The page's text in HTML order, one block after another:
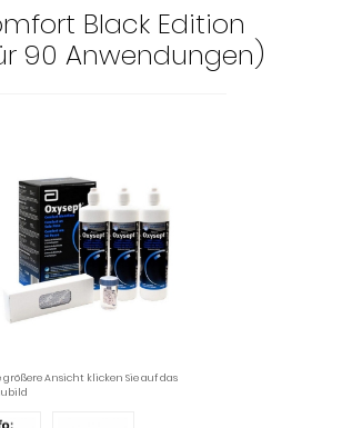
Black Edition
90 Anwendungen)
größere Ansicht klicken Sie auf das